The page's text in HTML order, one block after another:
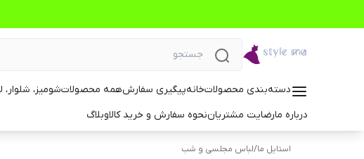
دسته‌بندی محصولاتخانهپیگیری سفارشهمه محصولاتشومیز،
درباره مارضایت مشتریاننحوه سفارش و خرید کالاوبلاگ
استایل ما/لباس مجلسی و شب